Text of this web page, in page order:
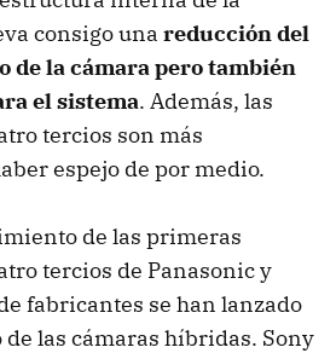
consigo una reducción del
de la cámara pero también
el sistema. Además, las
tercios son más
espejo de por medio.
de las primeras
tercios de Panasonic y
fabricantes se han lanzado
las cámaras híbridas. Sony